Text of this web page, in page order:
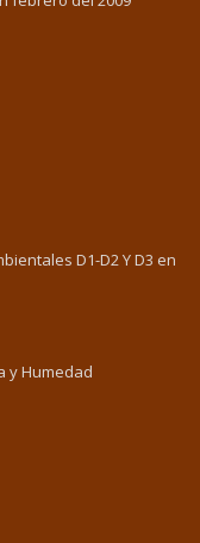
D1-D2 Y D3 en
y Humedad